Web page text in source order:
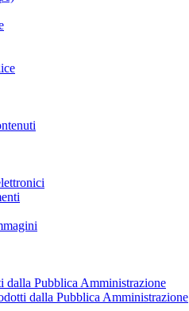
dalla Pubblica Amministrazione
dalla Pubblica Amministrazione